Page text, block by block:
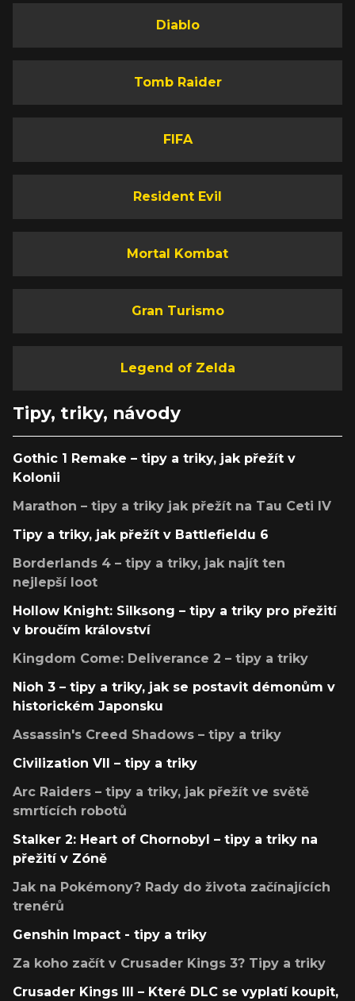
Diablo
Tomb Raider
FIFA
Resident Evil
Mortal Kombat
Gran Turismo
Legend of Zelda
Tipy, triky, návody
Gothic 1 Remake – tipy a triky, jak přežít v
Kolonii
Marathon – tipy a triky jak přežít na Tau Ceti IV
Tipy a triky, jak přežít v Battlefieldu 6
Borderlands 4 – tipy a triky, jak najít ten
nejlepší loot
Hollow Knight: Silksong – tipy a triky pro přežití
v broučím království
Kingdom Come: Deliverance 2 – tipy a triky
Nioh 3 – tipy a triky, jak se postavit démonům v
historickém Japonsku
Assassin's Creed Shadows – tipy a triky
Civilization VII – tipy a triky
Arc Raiders – tipy a triky, jak přežít ve světě
smrtících robotů
Stalker 2: Heart of Chornobyl – tipy a triky na
přežití v Zóně
Jak na Pokémony? Rady do života začínajících
trenérů
Genshin Impact - tipy a triky
Za koho začít v Crusader Kings 3? Tipy a triky
Crusader Kings III – Které DLC se vyplatí koupit,